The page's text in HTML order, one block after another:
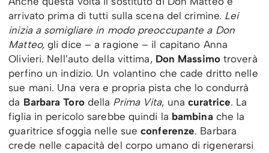
arrivato prima di tutti sulla scena del crimine. Lei
inizia a somigliare in modo preoccupante a Don
Matteo,gli dice – a ragione – il capitano Anna
Olivieri. Nell’auto della vittima, Don Massimotroverà
perfino un indizio. Un volantino che cade dritto nelle
sue mani. Una vera e propria pista che lo condurrà
da Barbara Torodella Prima Vita, unacuratrice. La
figlia in pericolo sarebbe quindi la bambina che la
guaritrice sfoggia nelle sueconferenze. Barbara
crede nelle capacità del corpo umano di rigenerarsi